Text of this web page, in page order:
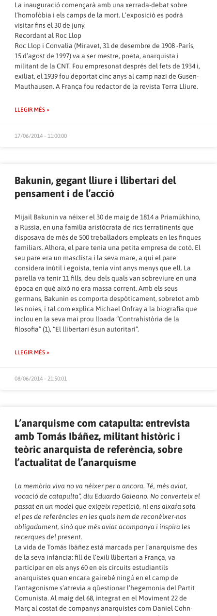
La inauguració començarà amb una xerrada-debat sobre
l’homofòbia i els camps de la mort. L’exposició es podrà
visitar fins el 30 de juny.
Recordant al Roc Llop
Roc Llop i Convalia (Miravet, 31 de desembre de 1908 -París,
15 d’agost de 1997) va a ser mestre, poeta, anarquista i
militant de la CNT. Fou empresonat després del fets de 1934 i,
exiliat, el 1939 fou deportat cinc anys al camp nazi de Gusen-
Mauthausen. A França fou redactor de la revista Terra Lliure.
LLEGIR MÉS »
17/06/2014 - 11:00:00
Bakunin, gegant lliure i llibertari del
pensament i de l’acció
Mijail Bakunin va néixer el 30 de maig de 1814 a Priamúkhino,
a Rússia, en una família aristòcrata de rics terratinents que
disposava de més de 500 treballadors empleats en les finques
familiars. Alhora, el pare tenia una petita empresa de cotó. El
seu pare era un masclista i la seva mare, a qui el pare
considera inútil i egoista, tenia vint anys menys que ell. La
parella va tenir 11 fills, deu dels quals van sobreviure en una
època en què això no era massa corrent. Amb els seus
germans, Bakunin es comporta despòticament, sobretot amb
les noies, i tal com explica Michael Onfray a la biografia que
inclou en la seva mai prou lloada “Contrahistòria de la
filosofia” (1), “El llibertari ésun autoritari”.
LLEGIR MÉS »
08/06/2014 - 21:50:01
L’anarquisme com catapulta: entrevista
amb Tomás Ibáñez, militant històric i
teòric anarquista de referència, sobre
l’actualitat de l’anarquisme
La memòria viva no va néixer per a ancora. Té, més aviat,
vocació de catapulta”, diu Eduardo Galeano. No converteix el
passat en un model que exigeix repetició, ni ens aixafa sota
el pes de referències en les quals hem de reconèixer-nos
obligadament, sinó que més aviatacompanya i inspira les
recerques del present.
La vida de Tomás Ibáñez està marcada per l’anarquisme des
de la seva infància: fill de l’exili llibertari a França, va
participar en els anys 60 en els circuits estudiantils
anarquistes quan encara gairebé ningú en el camp de
l’antagonisme s’atrevia a qüestionar l’hegemonia del Partit
Comunista. Al maig del 68, integrat en el Moviment 22 de
Març al costat de companys anarquistes com Daniel Cohn-